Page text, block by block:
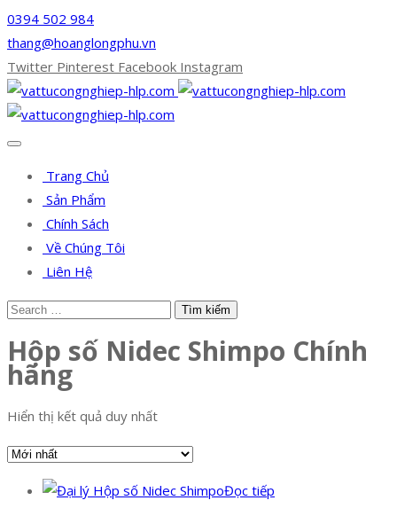
0394 502 984
thang@hoanglongphu.vn
Twitter Pinterest Facebook Instagram
Trang Chủ
Sản Phẩm
Chính Sách
Về Chúng Tôi
Liên Hệ
Hộp số Nidec Shimpo Chính
hãng
Hiển thị kết quả duy nhất
Đọc tiếp